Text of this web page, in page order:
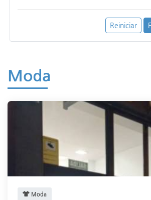
Reiniciar
Moda
Moda